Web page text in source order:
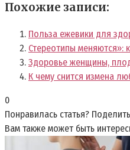
Похожие записи:
Польза ежевики для
Стереотипы меняются»:
Здоровье женщины,
К чему снится измена
0
Понравилась статья?
Вам также может быть